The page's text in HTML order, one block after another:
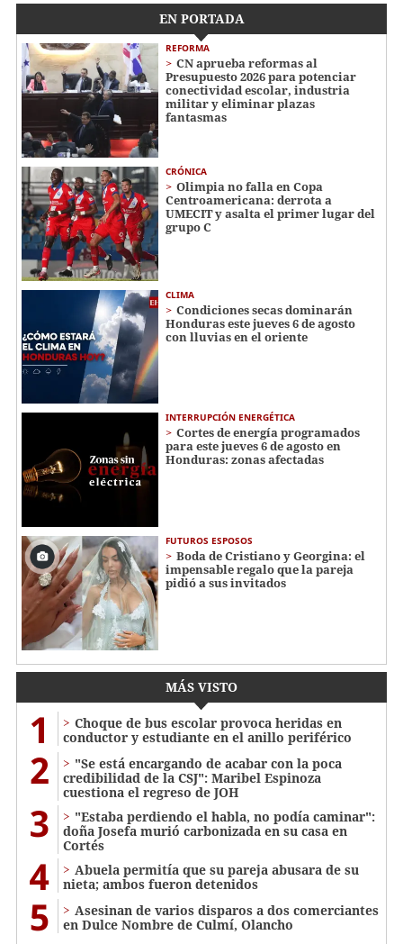
EN PORTADA
REFORMA
CN aprueba reformas al
Presupuesto 2026 para potenciar
conectividad escolar, industria
militar y eliminar plazas
fantasmas
CRÓNICA
Olimpia no falla en Copa
Centroamericana: derrota a
UMECIT y asalta el primer lugar del
grupo C
CLIMA
Condiciones secas dominarán
Honduras este jueves 6 de agosto
con lluvias en el oriente
INTERRUPCIÓN ENERGÉTICA
Cortes de energía programados
para este jueves 6 de agosto en
Honduras: zonas afectadas
FUTUROS ESPOSOS
Boda de Cristiano y Georgina: el
impensable regalo que la pareja
pidió a sus invitados
MÁS VISTO
1
Choque de bus escolar provoca heridas en
conductor y estudiante en el anillo periférico
2
"Se está encargando de acabar con la poca
credibilidad de la CSJ": Maribel Espinoza
cuestiona el regreso de JOH
3
"Estaba perdiendo el habla, no podía caminar":
doña Josefa murió carbonizada en su casa en
Cortés
4
Abuela permitía que su pareja abusara de su
nieta; ambos fueron detenidos
5
Asesinan de varios disparos a dos comerciantes
en Dulce Nombre de Culmí, Olancho